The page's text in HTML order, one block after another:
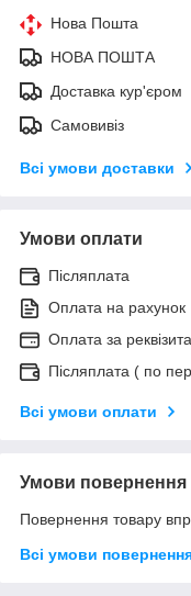
Нова Пошта
НОВА ПОШТА
Доставка кур'єром
Самовивіз
Всі умови доставки
Умови оплати
Післяплата
Оплата на рахунок
Оплата за
Післяплата ( по
Всі умови оплати
Умови повернення
Повернення товару
Всі умови